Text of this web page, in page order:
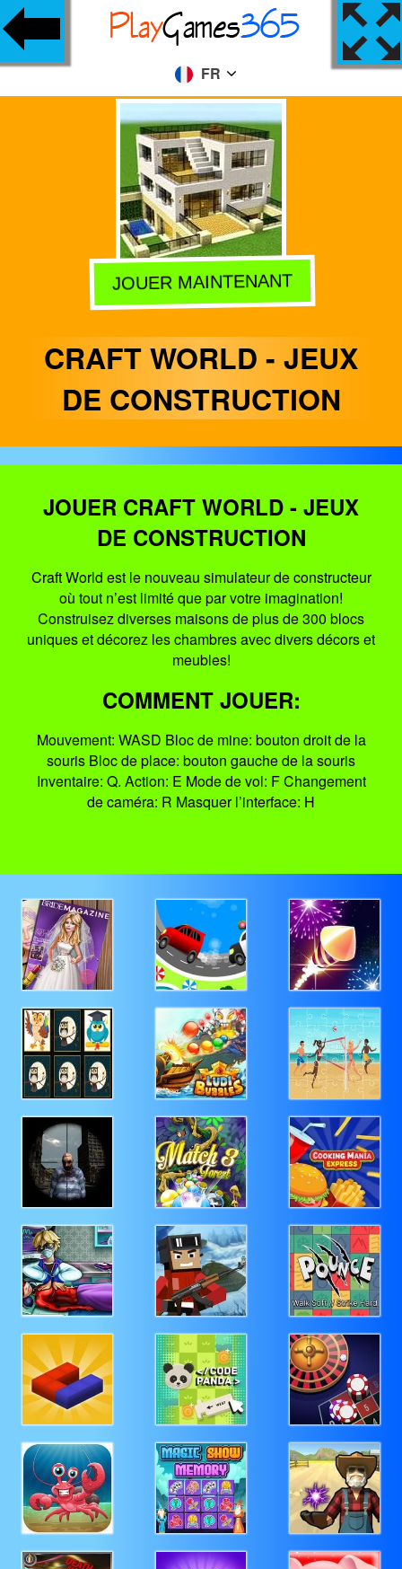
FR
JOUER MAINTENANT
CRAFT WORLD - JEUX
DE CONSTRUCTION
JOUER CRAFT WORLD - JEUX
DE CONSTRUCTION
Craft World est le nouveau simulateur de constructeur
où tout n’est limité que par votre imagination!
Construisez diverses maisons de plus de 300 blocs
uniques et décorez les chambres avec divers décors et
meubles!
COMMENT JOUER:
Mouvement: WASD Bloc de mine: bouton droit de la
souris Bloc de place: bouton gauche de la souris
Inventaire: Q. Action: E Mode de vol: F Changement
de caméra: R Masquer l’interface: H